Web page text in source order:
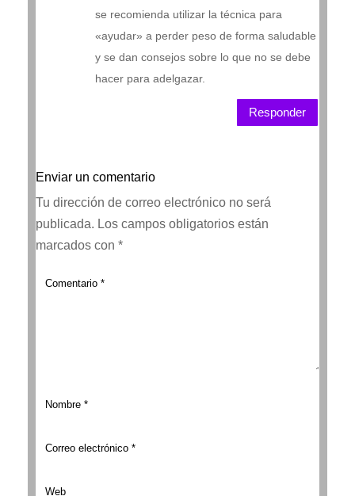
se recomienda utilizar la técnica para
«ayudar» a perder peso de forma saludable
y se dan consejos sobre lo que no se debe
hacer para adelgazar.
Responder
Enviar un comentario
Tu dirección de correo electrónico no será
publicada. Los campos obligatorios están
marcados con *